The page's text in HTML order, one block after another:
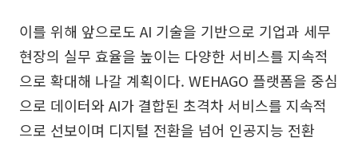
이를 위해 앞으로도 AI 기술을 기반으로 기업과 세무
현장의 실무 효율을 높이는 다양한 서비스를 지속적
으로 확대해 나갈 계획이다. WEHAGO 플랫폼을 중심
으로 데이터와 AI가 결합된 초격차 서비스를 지속적
으로 선보이며 디지털 전환을 넘어 인공지능 전환